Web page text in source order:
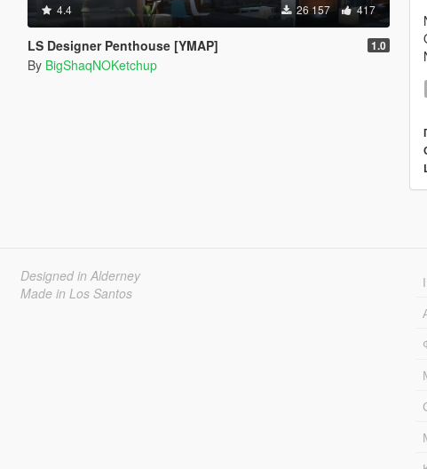
4.4 26 157 417
LS Designer Penthouse [YMAP] 1.0
By BigShaqNOKetchup
Designed in Alderney
Made in Los Santos